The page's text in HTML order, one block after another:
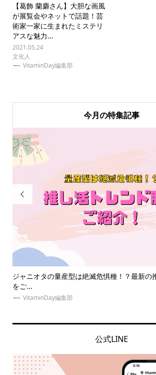
【葛飾 蘭麝さん】大胆な画風
が展覧会やネットで話題！芸
術家一家に生まれたミステリ
アスな魅力...
2021.05.24
文化人
VitaminDay編集部
今月の特集記事

ジャニオタの量産型は絶滅危惧種！？最新の
をご...
VitaminDay編集部
公式LINE